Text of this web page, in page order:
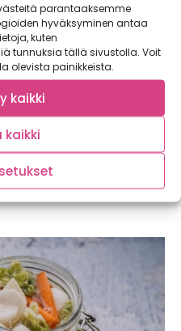
parantaaksemme
hyväksyminen antaa
kuten
tunnuksia tällä sivustolla. Voit
olevista painikkeista.
kaikki
kaikki
– reseptit x2
ja kukoistuksen aikaa.